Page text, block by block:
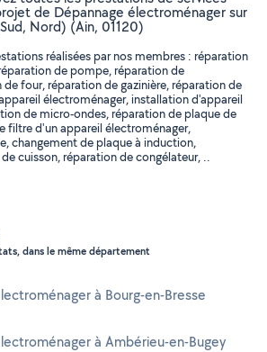
de Dépannage électroménager sur
Nord) (Ain, 01120)
réalisées par nos membres : réparation
de pompe, réparation de
four, réparation de gazinière, réparation de
électroménager, installation d'appareil
de micro-ondes, réparation de plaque de
filtre d'un appareil électroménager,
changement de plaque à induction,
cuisson, réparation de congélateur, ..
dans le même département
à Bourg-en-Bresse
à Ambérieu-en-Bugey